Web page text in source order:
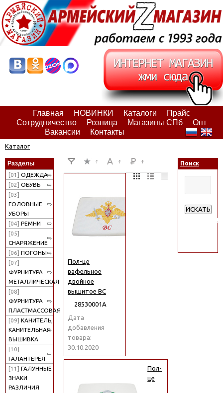
Главная НОВИНКИ Каталоги
Прайс
Сотрудничество
Розница Магазины СПб
Опт
Вакансии
Контакты
Каталог
Разделы
[01] ОДЕЖДА
[02] ОБУВЬ
[03]
ГОЛОВНЫЕ
УБОРЫ
[04] РЕМНИ
[05]
СНАРЯЖЕНИЕ
[06] ПОГОНЫ
[07]
ФУРНИТУРА
МЕТАЛЛИЧЕСКАЯ
[08]
ФУРНИТУРА
ПЛАСТМАССОВАЯ
[09] КАНИТЕЛЬ,
КАНИТЕЛЬНАЯ
ВЫШИВКА
[10]
ГАЛАНТЕРЕЯ
[11] ГАЛУННЫЕ
ЗНАКИ
РАЗЛИЧИЯ
Пол-це
вафельное
двойное
вышитое ВС
28530001А
Дата
добавления
товара:
30.10.2020
Пол-
це
Поиск
ИСКАТЬ